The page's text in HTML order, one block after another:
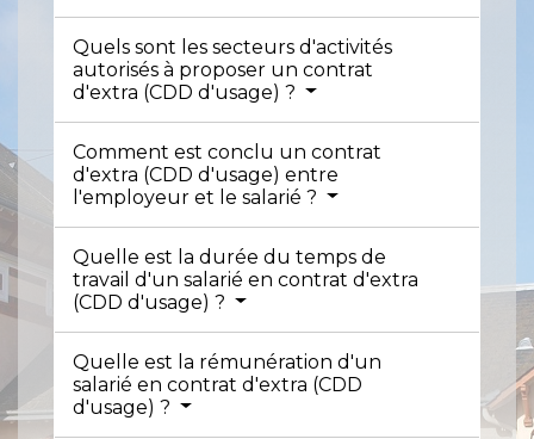
Quels sont les secteurs d'activités
autorisés à proposer un contrat
d'extra (CDD d'usage) ?
Comment est conclu un contrat
d'extra (CDD d'usage) entre
l'employeur et le salarié ?
Quelle est la durée du temps de
travail d'un salarié en contrat d'extra
(CDD d'usage) ?
Quelle est la rémunération d'un
salarié en contrat d'extra (CDD
d'usage) ?